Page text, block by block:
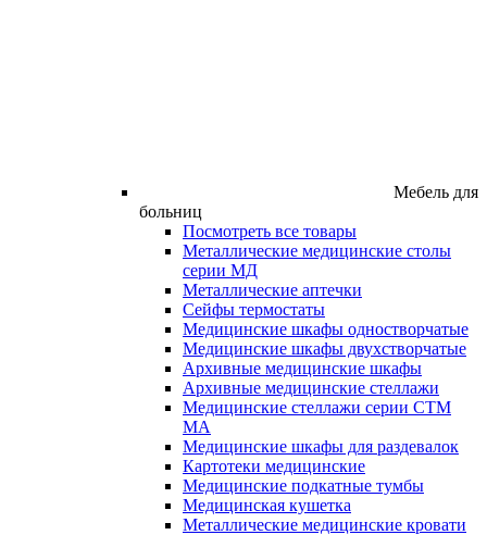
Мебель для
больниц
Посмотреть все товары
Металлические медицинские столы
серии МД
Металлические аптечки
Сейфы термостаты
Медицинские шкафы одностворчатые
Медицинские шкафы двухстворчатые
Архивные медицинские шкафы
Архивные медицинские стеллажи
Медицинские стеллажи серии СТМ
МА
Медицинские шкафы для раздевалок
Картотеки медицинские
Медицинские подкатные тумбы
Медицинская кушетка
Металлические медицинские кровати